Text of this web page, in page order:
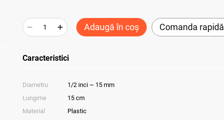
Adaugă în coș Comanda rapidă
Caracteristici
Diametru
1/2 inci ~ 15 mm
Lungime
15 cm
Material
Plastic